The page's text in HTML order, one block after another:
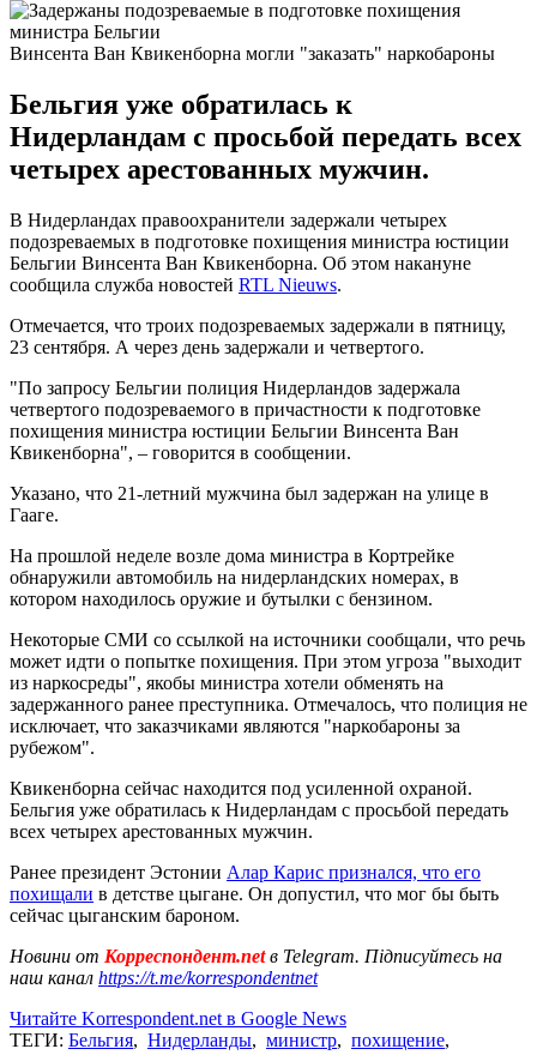
Винсента Ван Квикенборна могли "заказать" наркобароны
Бельгия уже обратилась к
Нидерландам с просьбой передать всех
четырех арестованных мужчин.
В Нидерландах правоохранители задержали четырех
подозреваемых в подготовке похищения министра юстиции
Бельгии Винсента Ван Квикенборна. Об этом накануне
сообщила служба новостей RTL Nieuws.
Отмечается, что троих подозреваемых задержали в пятницу,
23 сентября. А через день задержали и четвертого.
"По запросу Бельгии полиция Нидерландов задержала
четвертого подозреваемого в причастности к подготовке
похищения министра юстиции Бельгии Винсента Ван
Квикенборна", – говорится в сообщении.
Указано, что 21-летний мужчина был задержан на улице в
Гааге.
На прошлой неделе возле дома министра в Кортрейке
обнаружили автомобиль на нидерландских номерах, в
котором находилось оружие и бутылки с бензином.
Некоторые СМИ со ссылкой на источники сообщали, что речь
может идти о попытке похищения. При этом угроза "выходит
из наркосреды", якобы министра хотели обменять на
задержанного ранее преступника. Отмечалось, что полиция не
исключает, что заказчиками являются "наркобароны за
рубежом".
Квикенборна сейчас находится под усиленной охраной.
Бельгия уже обратилась к Нидерландам с просьбой передать
всех четырех арестованных мужчин.
Ранее президент Эстонии Алар Карис признался, что его
похищали в детстве цыгане. Он допустил, что мог бы быть
сейчас цыганским бароном.
Новини от Корреспондент.netв Telegram. Підписуйтесь на
наш канал https://t.me/korrespondentnet
Читайте Korrespondent.net в Google News
ТЕГИ: Бельгия, Нидерланды, министр, похищение,